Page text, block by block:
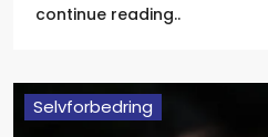
continue reading..
Selvforbedring